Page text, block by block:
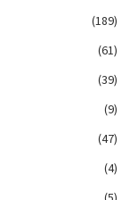
(189)
(61)
(39)
(9)
(47)
(4)